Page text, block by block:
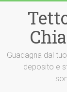
contenuto
Guadagna dal
deposito e